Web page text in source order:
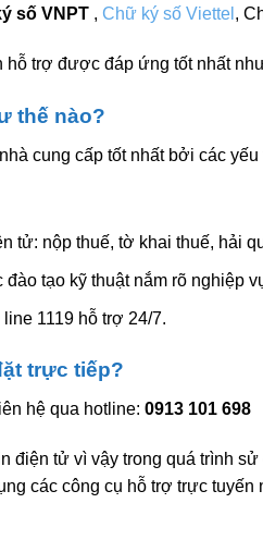
số VNPT , Chữ ký số Viettel ,
trợ được đáp ứng tốt nhất
thế nào?
cung cấp tốt nhất bởi các yếu
tử: nộp thuế, tờ khai thuế, hải
tạo kỹ thuật nắm rõ nghiệp
1119 hỗ trợ 24/7.
trực tiếp?
hệ qua hotline: 0913 101 698
điện tử vì vậy trong quá trình
các công cụ hỗ trợ trực tuyến